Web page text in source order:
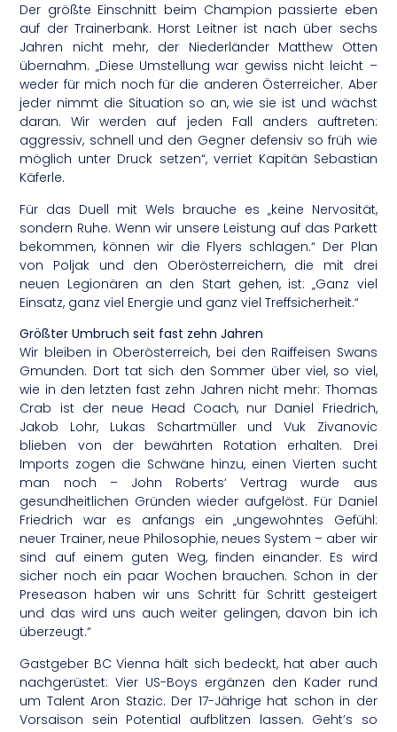
Der größte Einschnitt beim Champion passierte eben
auf der Trainerbank. Horst Leitner ist nach über sechs
Jahren nicht mehr, der Niederländer Matthew Otten
übernahm. „Diese Umstellung war gewiss nicht leicht –
weder für mich noch für die anderen Österreicher. Aber
jeder nimmt die Situation so an, wie sie ist und wächst
daran. Wir werden auf jeden Fall anders auftreten:
aggressiv, schnell und den Gegner defensiv so früh wie
möglich unter Druck setzen“, verriet Kapitän Sebastian
Käferle.
Für das Duell mit Wels brauche es „keine Nervosität,
sondern Ruhe. Wenn wir unsere Leistung auf das Parkett
bekommen, können wir die Flyers schlagen.“ Der Plan
von Poljak und den Oberösterreichern, die mit drei
neuen Legionären an den Start gehen, ist: „Ganz viel
Einsatz, ganz viel Energie und ganz viel Treffsicherheit.“
Größter Umbruch seit fast zehn Jahren
Wir bleiben in Oberösterreich, bei den Raiffeisen Swans
Gmunden. Dort tat sich den Sommer über viel, so viel,
wie in den letzten fast zehn Jahren nicht mehr: Thomas
Crab ist der neue Head Coach, nur Daniel Friedrich,
Jakob Lohr, Lukas Schartmüller und Vuk Zivanovic
blieben von der bewährten Rotation erhalten. Drei
Imports zogen die Schwäne hinzu, einen Vierten sucht
man noch – John Roberts‘ Vertrag wurde aus
gesundheitlichen Gründen wieder aufgelöst. Für Daniel
Friedrich war es anfangs ein „ungewohntes Gefühl:
neuer Trainer, neue Philosophie, neues System – aber wir
sind auf einem guten Weg, finden einander. Es wird
sicher noch ein paar Wochen brauchen. Schon in der
Preseason haben wir uns Schritt für Schritt gesteigert
und das wird uns auch weiter gelingen, davon bin ich
überzeugt.“
Gastgeber BC Vienna hält sich bedeckt, hat aber auch
nachgerüstet: Vier US-Boys ergänzen den Kader rund
um Talent Aron Stazic. Der 17-Jährige hat schon in der
Vorsaison sein Potential aufblitzen lassen. Geht’s so